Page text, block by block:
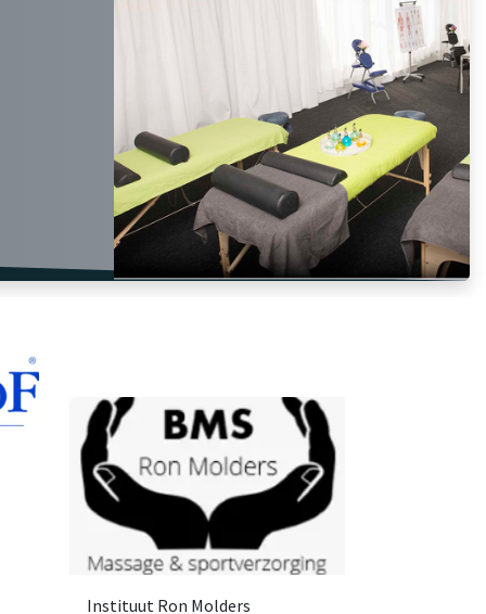
Instituut Ron Molders